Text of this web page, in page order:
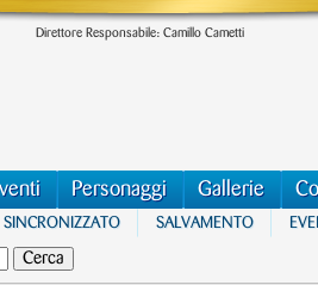
Direttore Responsabile: Camillo Cametti
Personaggi Gallerie
SINCRONIZZATO SALVAMENTO